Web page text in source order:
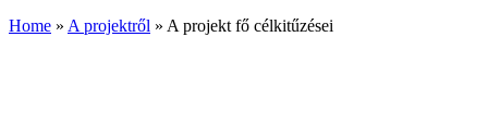
Home » A projektről » A projekt fő célkitűzései